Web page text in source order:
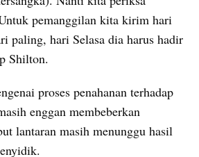
pemanggilan kita kirim hari
paling, hari Selasa dia harus hadir
Shilton.
proses penahanan terhadap
enggan membeberkan
lantaran masih menunggu hasil